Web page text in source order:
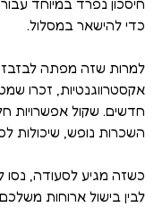
חיסכון נפרד במיוחד
כדי להישאר במסלול.
למרות שזה מפתה לבזבז
אקסטרווגנטיות, זכרו
חדשים. שקול אפשרויות
השכרות נופש, שיכולות
כשזה מגיע לסעודה, נסו
לבין בישול ארוחות